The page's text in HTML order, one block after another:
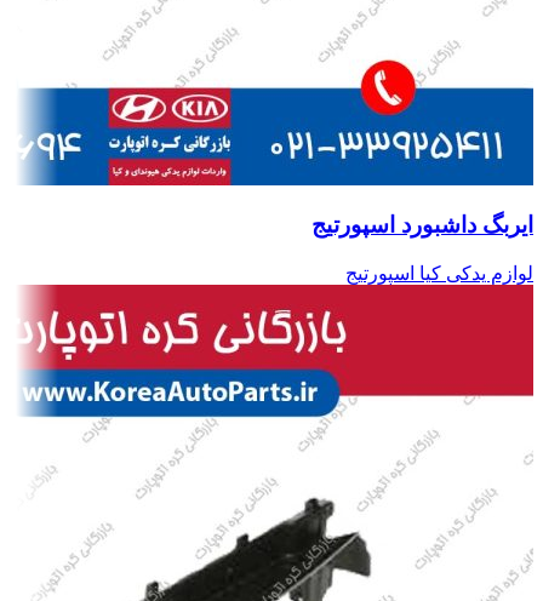
ایربگ داشبورد اسپورتیج
لوازم یدکی کیا اسپورتیج